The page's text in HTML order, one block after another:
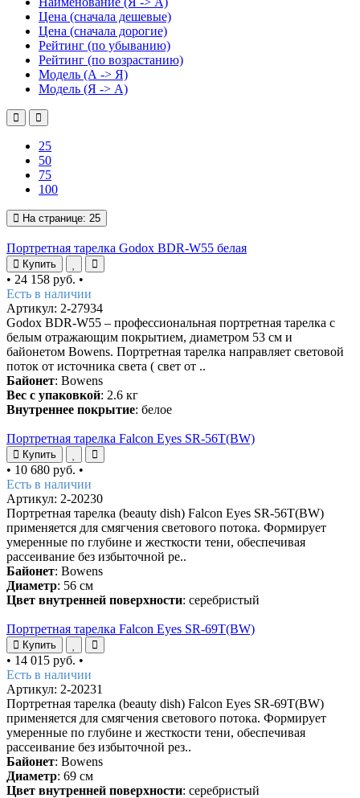
Цена (сначала дешевые)
Цена (сначала дорогие)
Рейтинг (по убыванию)
Рейтинг (по возрастанию)
Модель (А -> Я)
Модель (Я -> А)
25
50
75
100
На странице: 25
Портретная тарелка Godox BDR-W55 белая
Купить
• 24 158 руб. •
Есть в наличии
Артикул: 2-27934
Godox BDR-W55 – профессиональная портретная тарелка с
белым отражающим покрытием, диаметром 53 см и
байонетом Bowens. Портретная тарелка направляет световой
поток от источника света ( свет от ..
Байонет: Bowens
Вес с упаковкой: 2.6 кг
Внутреннее покрытие: белое
Портретная тарелка Falcon Eyes SR-56T(BW)
Купить
• 10 680 руб. •
Есть в наличии
Артикул: 2-20230
Портретная тарелка (beauty dish) Falcon Eyes SR-56T(BW)
применяется для смягчения светового потока. Формирует
умеренные по глубине и жесткости тени, обеспечивая
рассеивание без избыточной ре..
Байонет: Bowens
Диаметр: 56 см
Цвет внутренней поверхности: серебристый
Портретная тарелка Falcon Eyes SR-69T(BW)
Купить
• 14 015 руб. •
Есть в наличии
Артикул: 2-20231
Портретная тарелка (beauty dish) Falcon Eyes SR-69T(BW)
применяется для смягчения светового потока. Формирует
умеренные по глубине и жесткости тени, обеспечивая
рассеивание без избыточной рез..
Байонет: Bowens
Диаметр: 69 см
Цвет внутренней поверхности: серебристый